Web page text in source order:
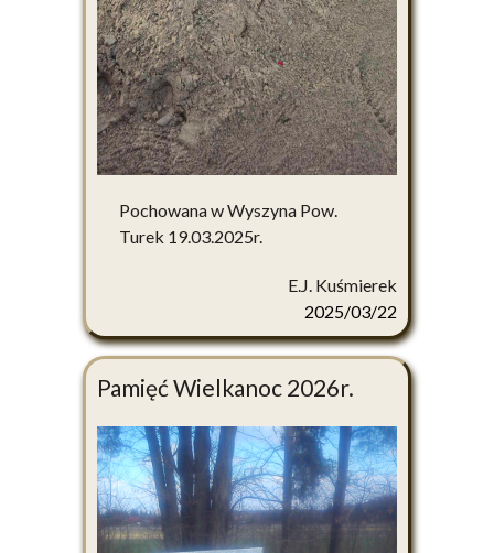
Pochowana w Wyszyna Pow.
Turek 19.03.2025r.
E.J. Kuśmierek
2025/03/22
Pamięć Wielkanoc 2026r.